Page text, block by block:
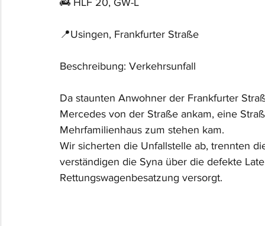
🚒 HLF 20, GW-L
📍Usingen, Frankfurter Straße
Beschreibung: Verkehrsunfall
Da staunten Anwohner der Frankfurter
Mercedes von der Straße ankam, eine
Mehrfamilienhaus zum stehen kam.
Wir sicherten die Unfallstelle ab, trennten
verständigen die Syna über die defekte
Rettungswagenbesatzung versorgt.